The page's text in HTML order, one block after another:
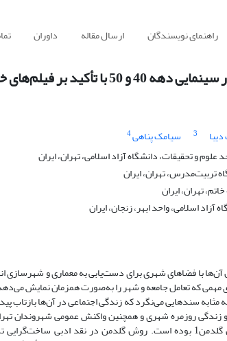
راهنمای نویسندگان ارسال مقاله داوران
خشت و آینه و دایره مینا
3 سیامک پناهی4
و تحقیقات، دانشگاه آزاد اسلامی، تهران، ایران
تربیت‌مدرس، تهران، ایران
تهران، ایران
اسلامی، واحد ابهر، زنجان، ایران
آن‌ها با فضاهای شهری برای دست‌یابی به معماری و شهرسازی
مهمی که تعامل جامعه و شهر را به‌صورت همزمان نمایش
مثابه سندهایی می‌نگرد که زندگی اجتماعی در آن‌ها بازتاب
و زندگی روزمره شهری و همچنین واکنش عمومی شهروندان
رویکرد نظری در این مطالعه مبتنی بر آراء لوسین گلدمن1 بوده است. روش